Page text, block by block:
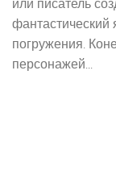
или писатель
фантастический
погружения.
персонажей...